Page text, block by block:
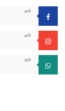
تابع
تابع
تابع